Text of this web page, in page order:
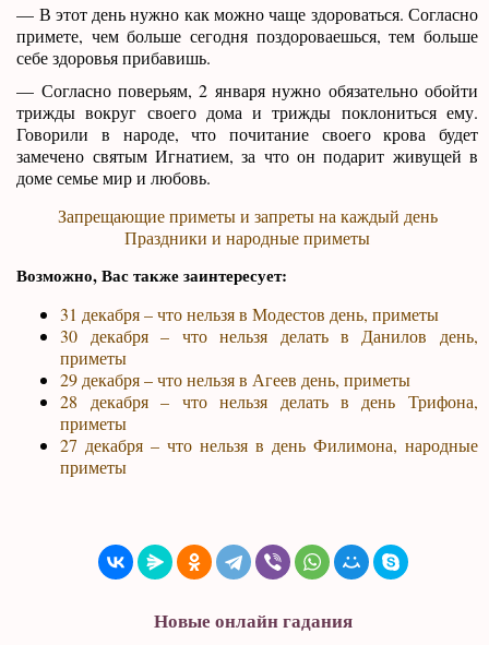
— В этот день нужно как можно чаще здороваться. Согласно
примете, чем больше сегодня поздороваешься, тем больше
себе здоровья прибавишь.
— Согласно поверьям, 2 января нужно обязательно обойти
трижды вокруг своего дома и трижды поклониться ему.
Говорили в народе, что почитание своего крова будет
замечено святым Игнатием, за что он подарит живущей в
доме семье мир и любовь.
Запрещающие приметы и запреты на каждый день
Праздники и народные приметы
Возможно, Вас также заинтересует:
31 декабря – что нельзя в Модестов день, приметы
30 декабря – что нельзя делать в Данилов день,
приметы
29 декабря – что нельзя в Агеев день, приметы
28 декабря – что нельзя делать в день Трифона,
приметы
27 декабря – что нельзя в день Филимона, народные
приметы
Новые онлайн гадания